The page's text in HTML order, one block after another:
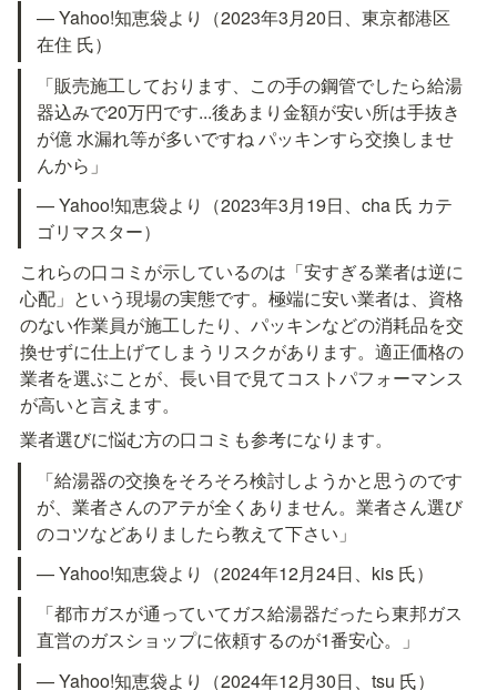
— Yahoo!知恵袋より（2023年3月20日、東京都港区
在住 氏）
「販売施工しております、この手の鋼管でしたら給湯
器込みで20万円です...後あまり金額が安い所は手抜き
が億 水漏れ等が多いですね パッキンすら交換しませ
んから」
— Yahoo!知恵袋より（2023年3月19日、cha 氏 カテ
ゴリマスター）
これらの口コミが示しているのは「安すぎる業者は逆に
心配」という現場の実態です。極端に安い業者は、資格
のない作業員が施工したり、パッキンなどの消耗品を交
換せずに仕上げてしまうリスクがあります。適正価格の
業者を選ぶことが、長い目で見てコストパフォーマンス
が高いと言えます。
業者選びに悩む方の口コミも参考になります。
「給湯器の交換をそろそろ検討しようかと思うのです
が、業者さんのアテが全くありません。業者さん選び
のコツなどありましたら教えて下さい」
— Yahoo!知恵袋より（2024年12月24日、kis 氏）
「都市ガスが通っていてガス給湯器だったら東邦ガス
直営のガスショップに依頼するのが1番安心。」
— Yahoo!知恵袋より（2024年12月30日、tsu 氏）